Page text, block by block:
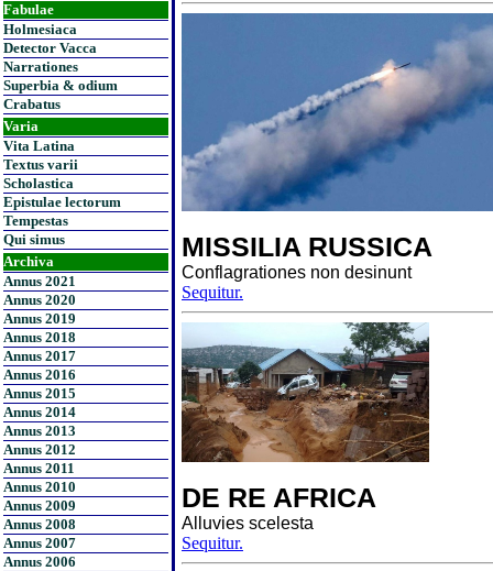
Fabulae
Holmesiaca
Detector Vacca
Narrationes
Superbia & odium
Crabatus
Varia
Vita Latina
Textus varii
Scholastica
Epistulae lectorum
Tempestas
Qui simus
Archiva
Annus 2021
Annus 2020
Annus 2019
Annus 2018
Annus 2017
Annus 2016
Annus 2015
Annus 2014
Annus 2013
Annus 2012
Annus 2011
Annus 2010
Annus 2009
Annus 2008
Annus 2007
Annus 2006
MISSILIA RUSSICA
Conflagrationes non desinunt
Sequitur.
DE RE AFRICA
Alluvies scelesta
Sequitur.